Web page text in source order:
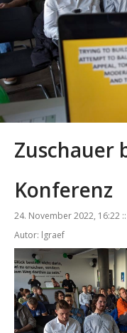
Zuschauer
Konferenz
24. November 2022, 16:22 ::
Autor: lgraef